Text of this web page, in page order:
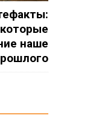
наше